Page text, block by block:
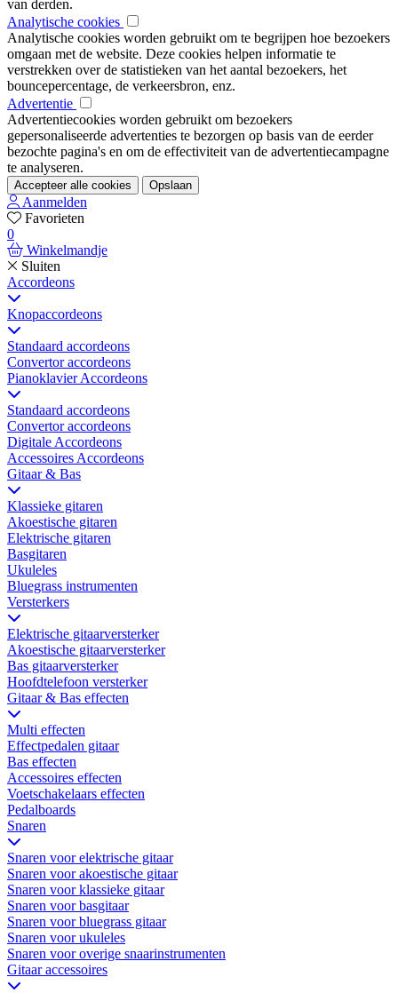
van derden.
Analytische cookies
Analytische cookies worden gebruikt om te begrijpen hoe bezoekers
omgaan met de website. Deze cookies helpen informatie te
verstrekken over de statistieken van het aantal bezoekers, het
bouncepercentage, de verkeersbron, enz.
Advertentie
Advertentiecookies worden gebruikt om bezoekers
gepersonaliseerde advertenties te bezorgen op basis van de eerder
bezochte pagina's en om de effectiviteit van de advertentiecampagne
te analyseren.
Accepteer alle cookies Opslaan
Aanmelden
Favorieten
0
Winkelmandje
Sluiten
Accordeons
Knopaccordeons
Standaard accordeons
Convertor accordeons
Pianoklavier Accordeons
Standaard accordeons
Convertor accordeons
Digitale Accordeons
Accessoires Accordeons
Gitaar & Bas
Klassieke gitaren
Akoestische gitaren
Elektrische gitaren
Basgitaren
Ukuleles
Bluegrass instrumenten
Versterkers
Elektrische gitaarversterker
Akoestische gitaarversterker
Bas gitaarversterker
Hoofdtelefoon versterker
Gitaar & Bas effecten
Multi effecten
Effectpedalen gitaar
Bas effecten
Accessoires effecten
Voetschakelaars effecten
Pedalboards
Snaren
Snaren voor elektrische gitaar
Snaren voor akoestische gitaar
Snaren voor klassieke gitaar
Snaren voor basgitaar
Snaren voor bluegrass gitaar
Snaren voor ukuleles
Snaren voor overige snaarinstrumenten
Gitaar accessoires